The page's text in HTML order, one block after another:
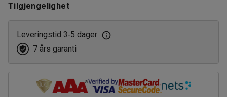
Tilgjengelighet
Leveringstid 3‑5 dager
7 års garanti